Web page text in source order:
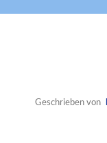
Geschrieben von